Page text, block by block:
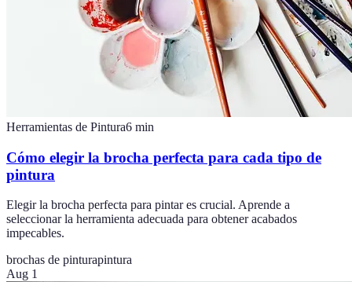
Herramientas de Pintura6 min
Cómo elegir la brocha perfecta para cada tipo de
pintura
Elegir la brocha perfecta para pintar es crucial. Aprende a
seleccionar la herramienta adecuada para obtener acabados
impecables.
brochas de pinturapintura
Aug 1